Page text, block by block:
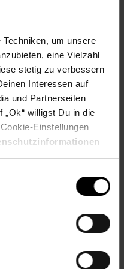
um unsere
eine Vielzahl
stetig zu verbessern
Interessen auf
und Partnerseiten
willigst Du in die
Einstellungen